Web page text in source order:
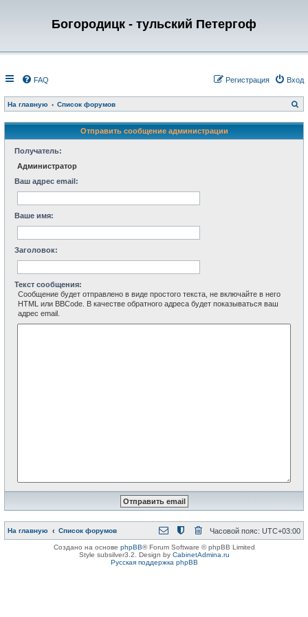
Богородицк - тульский Петергоф
FAQ Вход
Регистрация
На главную Список форумов
о
с
Отправить сообщение администрации
Получатель:
Администратор
Ваш адрес email:
Ваше имя:
Заголовок:
Текст сообщения:
Сообщение будет отправлено в виде простого текста, не включайте в него
HTML или BBCode. В качестве обратного адреса будет показываться ваш
адрес email.
На главную Список форумов Часовой пояс: UTC+03:00
Создано на основе phpBB® Forum Software © phpBB Limited
Style subsilver3.2. Design by CabinetAdmina.ru
Русская поддержка phpBB